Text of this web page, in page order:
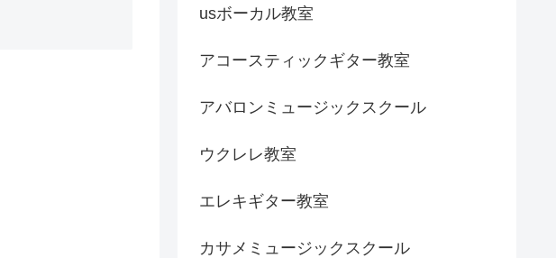
usボーカル教室
アコースティックギター教室
アバロンミュージックスクール
ウクレレ教室
エレキギター教室
カサメミュージックスクール